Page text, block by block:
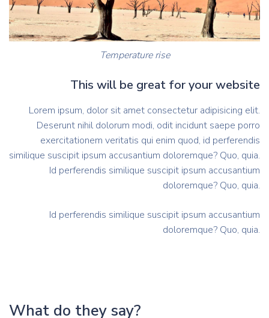
Temperature rise
This will be great for your website
Lorem ipsum, dolor sit amet consectetur adipisicing elit.
Deserunt nihil dolorum modi, odit incidunt saepe porro
exercitationem veritatis qui enim quod, id perferendis
similique suscipit ipsum accusantium doloremque? Quo, quia.
Id perferendis similique suscipit ipsum accusantium
doloremque? Quo, quia.
Id perferendis similique suscipit ipsum accusantium
doloremque? Quo, quia.
What do they say?